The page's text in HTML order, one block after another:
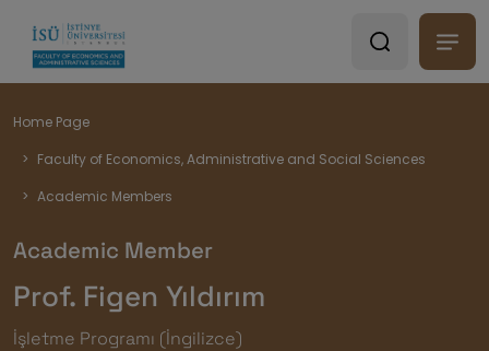
Breadcrumb
Home Page
Faculty of Economics, Administrative and Social Sciences
Academic Members
Academic Member
Prof. Figen Yıldırım
İşletme Programı (İngilizce)